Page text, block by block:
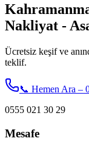
Nakliyat -
Ücretsiz keşif ve
teklif.
📞 Hemen Ara –
0555 021 30 29
Mesafe